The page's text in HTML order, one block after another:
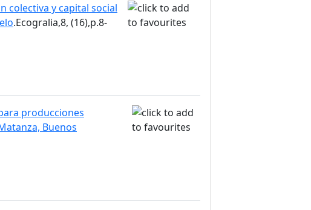
colectiva y capital social
.Ecogralia,8, (16),p.8-
producciones
Buenos